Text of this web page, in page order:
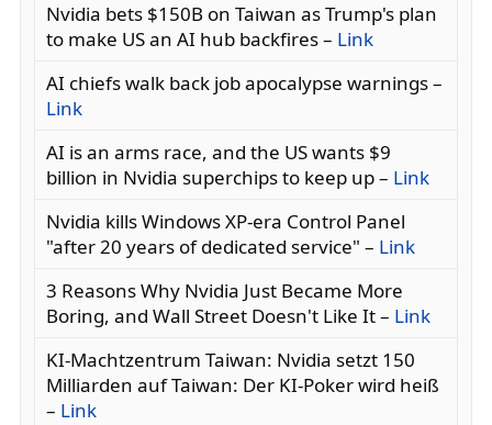
Nvidia bets $150B on Taiwan as Trump's plan
to make US an AI hub backfires – Link
AI chiefs walk back job apocalypse warnings –
Link
AI is an arms race, and the US wants $9
billion in Nvidia superchips to keep up – Link
Nvidia kills Windows XP-era Control Panel
"after 20 years of dedicated service" – Link
3 Reasons Why Nvidia Just Became More
Boring, and Wall Street Doesn't Like It – Link
KI-Machtzentrum Taiwan: Nvidia setzt 150
Milliarden auf Taiwan: Der KI-Poker wird heiß
– Link